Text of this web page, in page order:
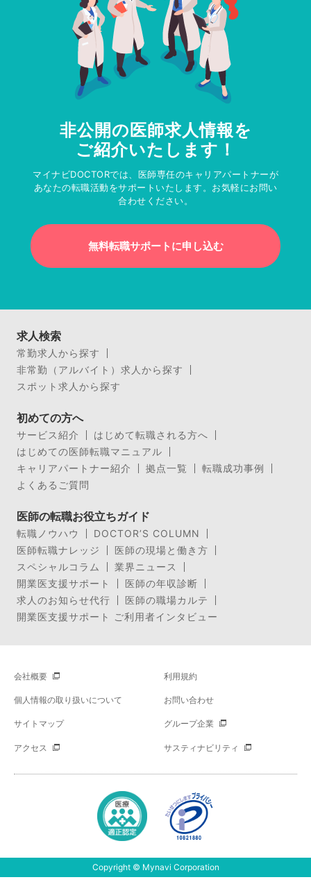
非公開の医師求人情報を
ご紹介いたします！
マイナビDOCTORでは、医師専任のキャリアパートナーが
あなたの転職活動をサポートいたします。お気軽にお問い
合わせください。
無料転職サポートに申し込む
求人検索
常勤求人から探す
非常勤（アルバイト）求人から探す
スポット求人から探す
初めての方へ
サービス紹介
はじめて転職される方へ
はじめての医師転職マニュアル
キャリアパートナー紹介
拠点一覧
転職成功事例
よくあるご質問
医師の転職お役立ちガイド
転職ノウハウ
DOCTOR’S COLUMN
医師転職ナレッジ
医師の現場と働き方
スペシャルコラム
業界ニュース
開業医支援サポート
医師の年収診断
求人のお知らせ代行
医師の職場カルテ
開業医支援サポート ご利用者インタビュー
会社概要 利用規約
個人情報の取り扱いについて お問い合わせ
サイトマップ グループ企業
アクセス サスティナビリティ
Copyright © Mynavi Corporation